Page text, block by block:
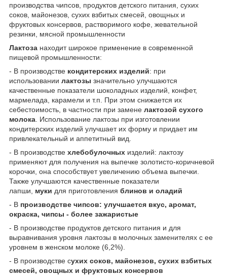
производства чипсов, продуктов детского питания, сухих
соков, майонезов, сухих взбитых смесей, овощных и
фруктовых консервов, растворимого кофе, жевательной
резинки, мясной промышленности
Лактоза находит широкое применение в современной
пищевой промышленности:
- В производстве кондитерских изделий: при
использовании лактозы значительно улучшаются
качественные показатели шоколадных изделий, конфет,
мармелада, карамели и т.п. При этом снижается их
себестоимость, в частности при замене лактозой сухого
молока . Использование лактозы при изготовлении
кондитерских изделий улучшает их форму и придает им
привлекательный и аппетитный вид.
- В производстве хлебобулочных изделий: лактозу
применяют для получения на выпечке золотисто-коричневой
корочки, она способствует увеличению объема выпечки.
Также улучшаются качественные показатели
лапши, муки для приготовления блинов и оладий
- В производстве чипсов: улучшается вкус, аромат,
окраска, чипсы - более зажаристые
- В производстве продуктов детского питания и для
выравнивания уровня лактозы в молочных заменителях с ее
уровнем в женском молоке (6,2%).
- В производстве сухих соков, майонезов, сухих взбитых
смесей, овощных и фруктовых консервов